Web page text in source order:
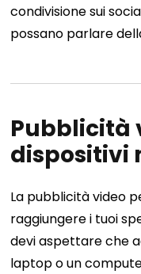
condivisione sui
possano parlare
Pubblicità
dispositivi
La pubblicità video
raggiungere i tuoi
devi aspettare che
laptop o un